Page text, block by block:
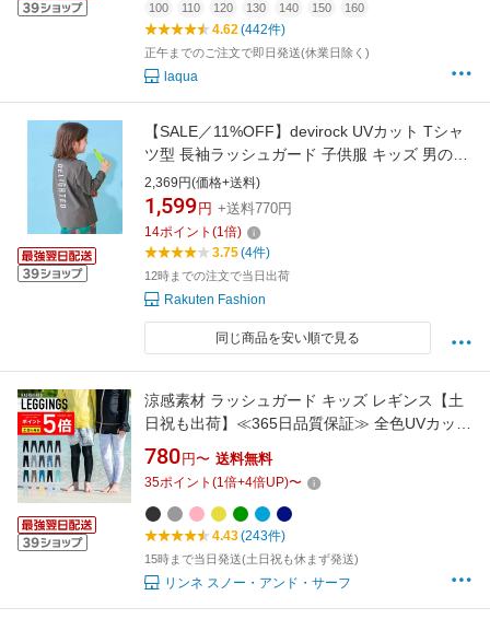
100 110 120 130 140 150 160
4.62(442件)
正午までのご注文で即日発送(休業日除く)
laqua
【SALE／11%OFF】devirock UVカット Tシャ
ツ型 長袖ラッシュガード 子供服 キッズ 男の子
女の子 海 26SS デビロック 水着・スイムグッ
ズ ラッシュガード
2,369円(価格+送料)
1,599 円 +送料770円
14ポイント (1倍)
3.75(4件)
12時までの注文で当日出荷
Rakuten Fashion
同じ商品を安い順で見る
涼感素材 ラッシュガード キッズ レギンス【土
日祝も出荷】≪365日品質保証≫ 全色UVカット
率99.5％↑ uvパーカー 水着 ベビー キッズ 男の
子 女の子 レディース メンズ の サーフパンツ
や マリンシューズ サファリハット スクール水
着 リンネ
780 円〜 送料無料
35ポイント (1倍+4倍UP)〜
4.43(243件)
15時まで当日発送(土日祝も休まず発送)
リンネ スノー・アンド・サーフ